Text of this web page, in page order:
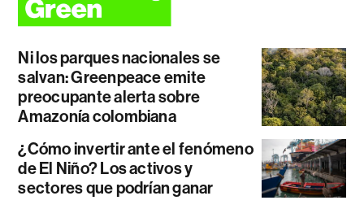
Ni los parques nacionales se
salvan: Greenpeace emite
preocupante alerta sobre
Amazonía colombiana
¿Cómo invertir ante el fenómeno
de El Niño? Los activos y
sectores que podrían ganar